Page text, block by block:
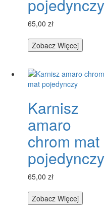
pojedynczy
65,00 zł
Zobacz Więcej
Karnisz
amaro
chrom mat
pojedynczy
65,00 zł
Zobacz Więcej